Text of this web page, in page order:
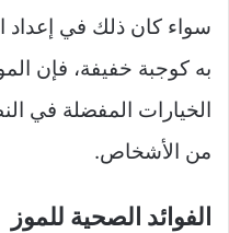
سواء كان ذلك في إعداد
به كوجبة خفيفة، فإن
الخيارات المفضلة في
من الأشخاص.
الفوائد الصحية للموز